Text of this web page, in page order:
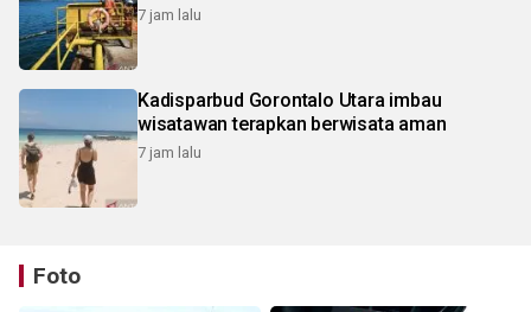
7 jam lalu
Kadisparbud Gorontalo Utara imbau
wisatawan terapkan berwisata aman
7 jam lalu
Foto